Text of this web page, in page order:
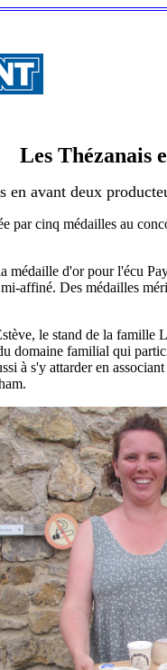
Les Thézanais
avant deux
par cinq médailles au
médaille d'or pour l'écu
affiné. Des médailles
le stand de la famille
domaine familial qui
à s'y attarder en